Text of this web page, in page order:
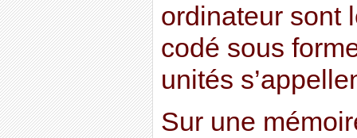
ordinateur sont
codé sous
unités
Sur une